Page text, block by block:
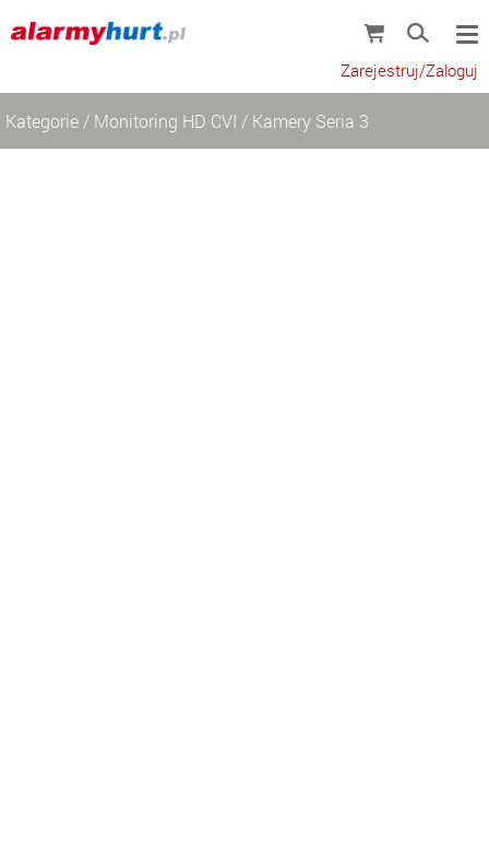
Zarejestruj/Zaloguj
Kategorie / Monitoring HD CVI / Kamery Seria 3